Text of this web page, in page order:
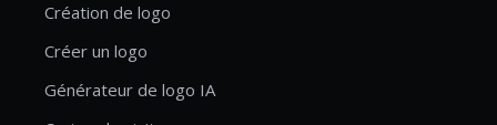
Création de logo
Créer un logo
Générateur de logo IA